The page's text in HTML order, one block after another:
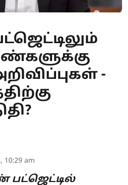
-
10:29 am
பட்ஜெட்டில்